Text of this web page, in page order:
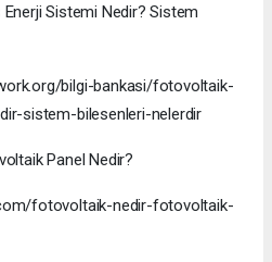
Sistemi Nedir? Sistem
bilgi-bankasi/fotovoltaik-
sistem-bilesenleri-nelerdir
Panel Nedir?
fotovoltaik-nedir-fotovoltaik-